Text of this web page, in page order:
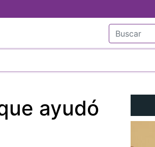
ayudó